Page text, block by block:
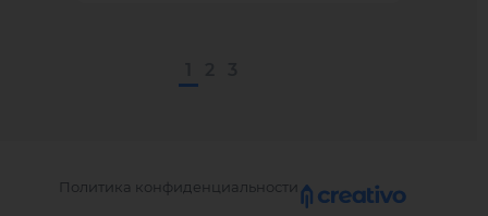
Политика конфиденциальности